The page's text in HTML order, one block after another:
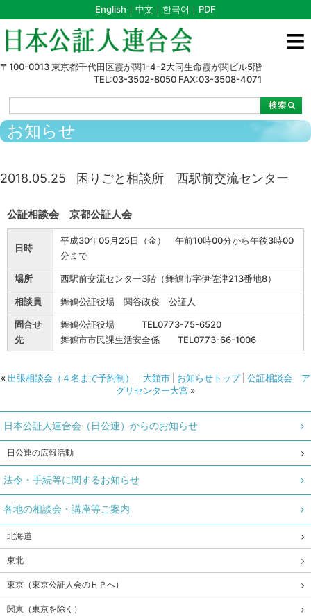
English ｜ 中文 ｜ 한국어 ｜ PDF
〒100-0013 東京都千代田区霞が関1-4-2大同生命霞が関ビル5階
TEL:03-3502-8050 FAX:03-3508-4071
≡
お知らせ
2018.05.25 困りごと相談所 西駅前交流センター
公証相談会 京都公証人会
日時
平成30年05月25日（金） 午前10時00分から午後3時00
分まで
場所 西駅前交流センター3階（舞鶴市字伊佐津213番地8）
相談員 舞鶴公証役場 関谷政俊 公証人
問合せ
先
舞鶴公証役場 TEL0773-75-6520
舞鶴市市民課生活安全係 TEL0773-66-1006
«出張相談会（４名まで予約制） 大館市 お知らせトップ| 公証相談会 ア
グリセンター大宮 »
日本公証人連合会（日公連）からのお知らせ
日公連の広報活動
法令・手続等に関するお知らせ
各地の相談会・講座等ご案内
北海道
東北
東京（東京公証人会のＨＰへ）
関東（東京を除く）